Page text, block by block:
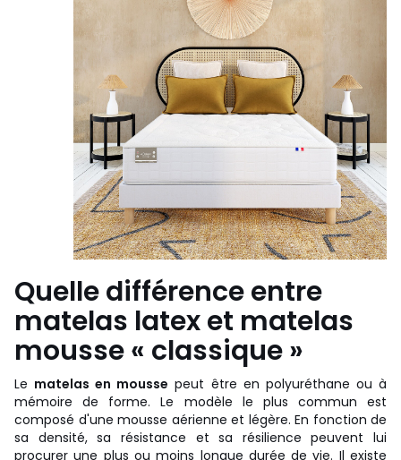
Quelle différence entre
matelas latex et matelas
mousse « classique »
Le matelas en mousse peut être en polyuréthane ou à
mémoire de forme. Le modèle le plus commun est
composé d'une mousse aérienne et légère. En fonction de
sa densité, sa résistance et sa résilience peuvent lui
procurer une plus ou moins longue durée de vie. Il existe